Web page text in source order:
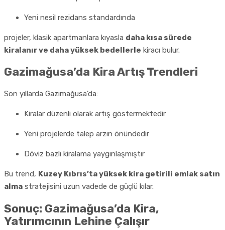
Yeni nesil rezidans standardında
projeler, klasik apartmanlara kıyasla daha kısa sürede
kiralanır ve daha yüksek bedellerle kiracı bulur.
Gazimağusa’da Kira Artış Trendleri
Son yıllarda Gazimağusa’da:
Kiralar düzenli olarak artış göstermektedir
Yeni projelerde talep arzın önündedir
Döviz bazlı kiralama yaygınlaşmıştır
Bu trend, Kuzey Kıbrıs’ta yüksek kira getirili emlak satın
alma stratejisini uzun vadede de güçlü kılar.
Sonuç: Gazimağusa’da Kira,
Yatırımcının Lehine Çalışır